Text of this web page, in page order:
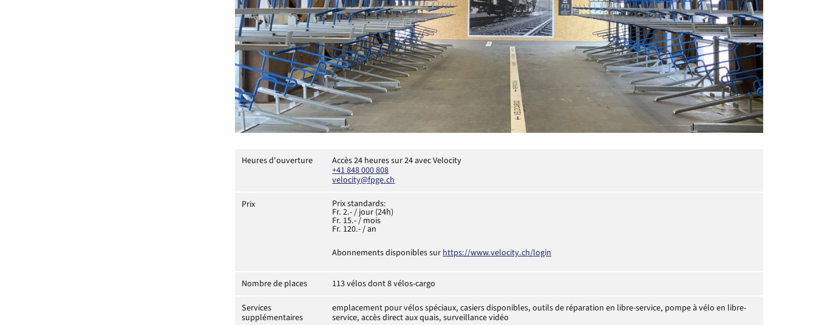
Heures d'ouverture
Accès 24 heures sur 24 avec Velocity
+41 848 000 808
velocity@fpge.ch
Prix
Prix standards:
Fr. 2.- / jour (24h)
Fr. 15.- / mois
Fr. 120.- / an
Abonnements disponibles surhttps://www.velocity.ch/login
Nombre de places
113 vélos dont 8 vélos-cargo
Services
supplémentaires
emplacement pour vélos spéciaux, casiers disponibles, outils de réparation en libre-service, pompe à vélo en libre-
service, accès direct aux quais, surveillance vidéo